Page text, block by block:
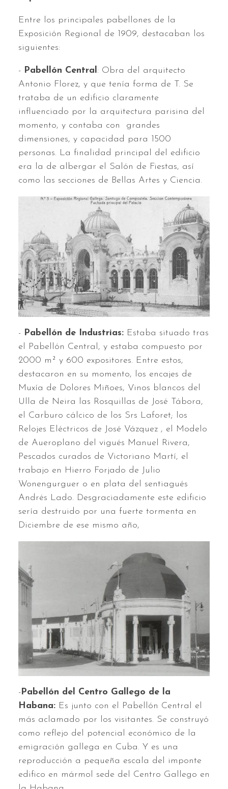
Entre los principales pabellones de la
Exposición Regional de 1909, destacaban los
siguientes:
- Pabellón Central: Obra del arquitecto
Antonio Florez, y que tenía forma de T. Se
trataba de un edificio claramente
influenciado por la arquitectura parisina del
momento, y contaba con grandes
dimensiones, y capacidad para 1500
personas. La finalidad principal del edificio
era la de albergar el Salón de Fiestas, así
como las secciones de Bellas Artes y Ciencia.
- Pabellón de Industrias: Estaba situado tras
el Pabellón Central, y estaba compuesto por
2000 m² y 600 expositores. Entre estos,
destacaron en su momento, los encajes de
Muxía de Dolores Miñoes, Vinos blancos del
Ulla de Neira las Rosquillas de José Tábora,
el Carburo cálcico de los Srs Laforet; los
Relojes Eléctricos de José Vázquez , el Modelo
de Aueroplano del vigués Manuel Rivera,
Pescados curados de Victoriano Martí, el
trabajo en Hierro Forjado de Julio
Wonengurguer o en plata del sentiagués
Andrés Lado. Desgraciadamente este edificio
sería destruido por una fuerte tormenta en
Diciembre de ese mismo año,
- Pabellón del Centro Gallego de la
Habana: Es junto con el Pabellón Central el
más aclamado por los visitantes. Se construyó
como reflejo del potencial económico de la
emigración gallega en Cuba. Y es una
reproducción a pequeña escala del imponte
edifico en mármol sede del Centro Gallego en